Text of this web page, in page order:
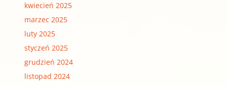
kwiecień 2025
marzec 2025
luty 2025
styczeń 2025
grudzień 2024
listopad 2024